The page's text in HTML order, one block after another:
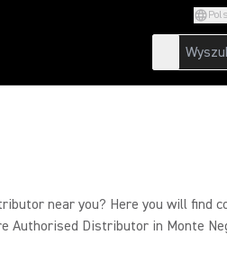
near you? Here you will find
Authorised Distributor in Monte